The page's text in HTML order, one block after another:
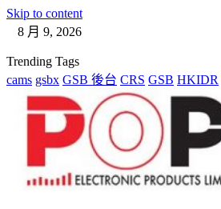
Skip to content
8 月 9, 2026
Trending Tags
cams gsbx GSB 後台 CRS GSB HKIDR